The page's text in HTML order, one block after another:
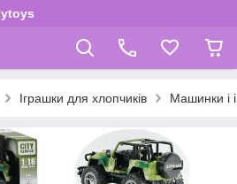
Іграшки для хлопчиків Машинки і